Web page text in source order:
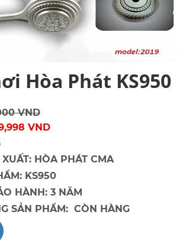
Hòa Phát KS950
VND
VND
XUẤT: HÒA PHÁT CMA
KS950
HÀNH: 3 NĂM
SẢN PHẨM: CÒN HÀNG